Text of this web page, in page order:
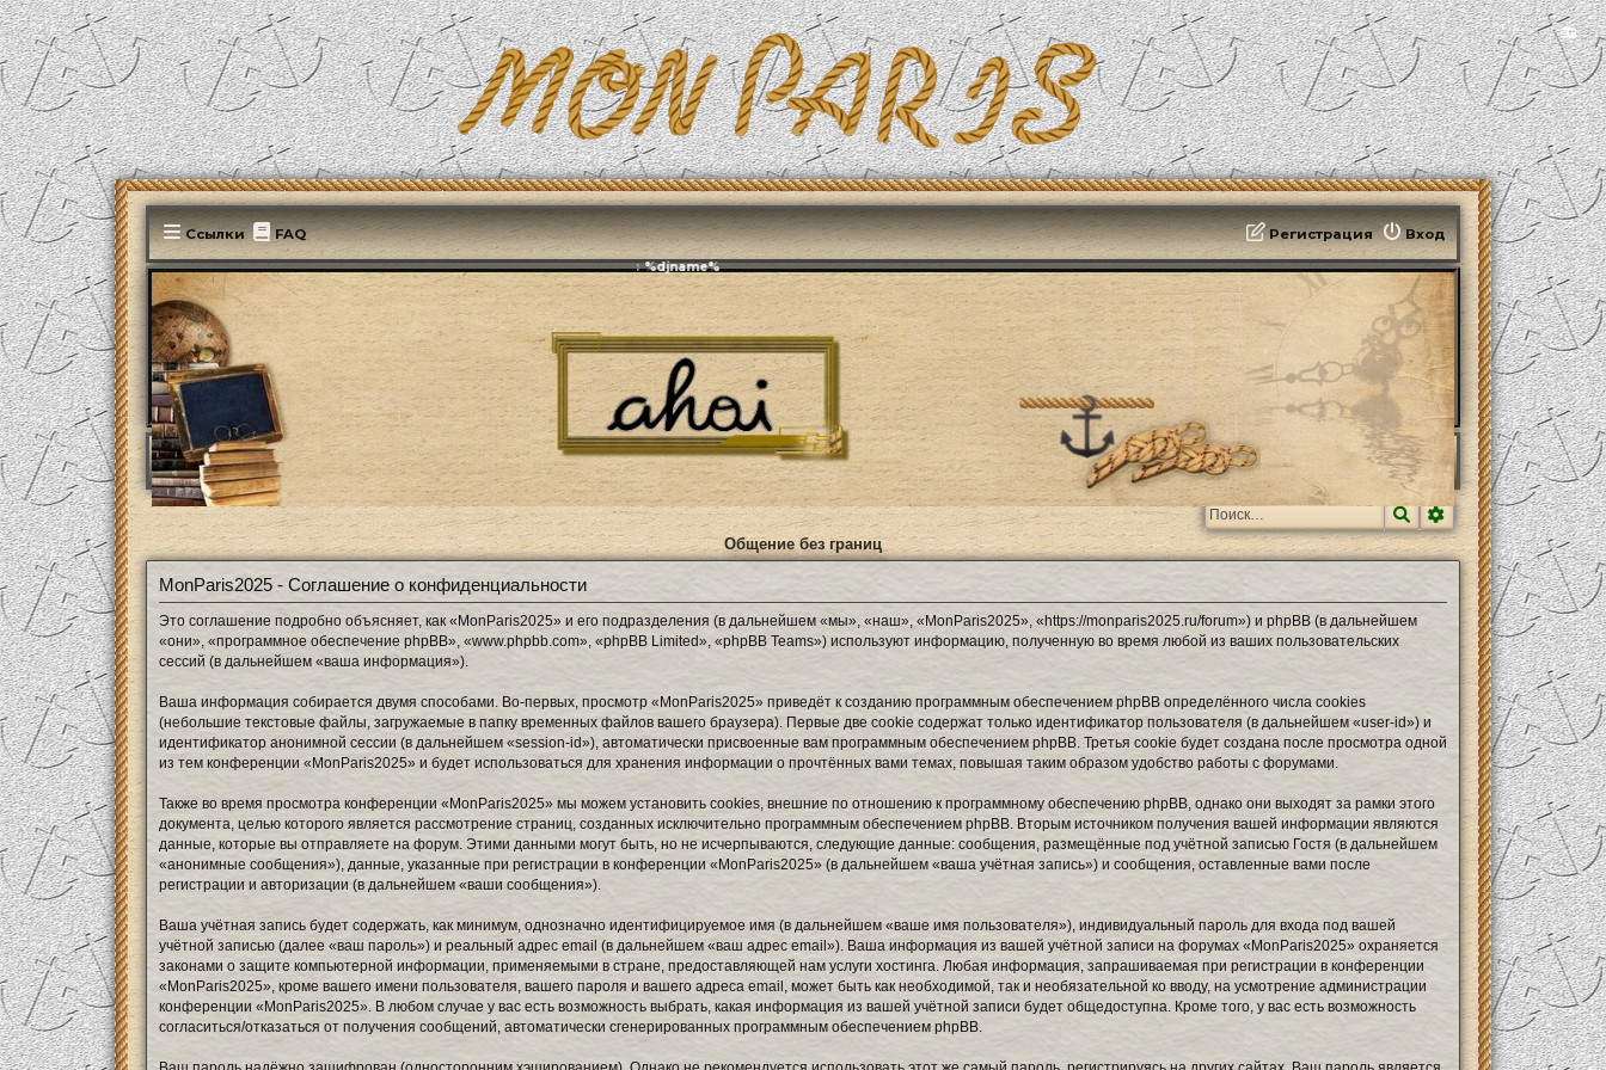
📻
Ссылки FAQ Вход
Регистрация
Эфирит: ♫ %djname%
MonParis2025 ФОРУМ
ПоискРасширенный
Общение без границ
MonParis2025 - Соглашение о конфиденциальности
Это соглашение подробно объясняет, как «MonParis2025» и его подразделения (в дальнейшем «мы», «наш», «MonParis2025», «https://monparis2025.ru/forum») и phpBB (в дальнейшем
«они», «программное обеспечение phpBB», «www.phpbb.com», «phpBB Limited», «phpBB Teams») используют информацию, полученную во время любой из ваших пользовательских
сессий (в дальнейшем «ваша информация»).
Ваша информация собирается двумя способами. Во-первых, просмотр «MonParis2025» приведёт к созданию программным обеспечением phpBB определённого числа cookies
(небольшие текстовые файлы, загружаемые в папку временных файлов вашего браузера). Первые две cookie содержат только идентификатор пользователя (в дальнейшем «user-id») и
идентификатор анонимной сессии (в дальнейшем «session-id»), автоматически присвоенные вам программным обеспечением phpBB. Третья cookie будет создана после просмотра одной
из тем конференции «MonParis2025» и будет использоваться для хранения информации о прочтённых вами темах, повышая таким образом удобство работы с форумами.
Также во время просмотра конференции «MonParis2025» мы можем установить cookies, внешние по отношению к программному обеспечению phpBB, однако они выходят за рамки этого
документа, целью которого является рассмотрение страниц, созданных исключительно программным обеспечением phpBB. Вторым источником получения вашей информации являются
данные, которые вы отправляете на форум. Этими данными могут быть, но не исчерпываются, следующие данные: сообщения, размещённые под учётной записью Гостя (в дальнейшем
«анонимные сообщения»), данные, указанные при регистрации в конференции «MonParis2025» (в дальнейшем «ваша учётная запись») и сообщения, оставленные вами после
регистрации и авторизации (в дальнейшем «ваши сообщения»).
Ваша учётная запись будет содержать, как минимум, однозначно идентифицируемое имя (в дальнейшем «ваше имя пользователя»), индивидуальный пароль для входа под вашей
учётной записью (далее «ваш пароль») и реальный адрес email (в дальнейшем «ваш адрес email»). Ваша информация из вашей учётной записи на форумах «MonParis2025» охраняется
законами о защите компьютерной информации, применяемыми в стране, предоставляющей нам услуги хостинга. Любая информация, запрашиваемая при регистрации в конференции
«MonParis2025», кроме вашего имени пользователя, вашего пароля и вашего адреса email, может быть как необходимой, так и необязательной ко вводу, на усмотрение администрации
конференции «MonParis2025». В любом случае у вас есть возможность выбрать, какая информация из вашей учётной записи будет общедоступна. Кроме того, у вас есть возможность
согласиться/отказаться от получения сообщений, автоматически сгенерированных программным обеспечением phpBB.